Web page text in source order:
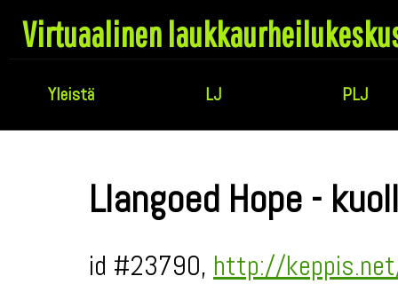
Virtuaalinen
Yleistä LJ PLJ
Llangoed Hope -
id #23790, http://